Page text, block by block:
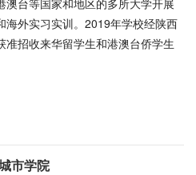
台等国家和地区的多所大学开展
海外实习实训。2019年学校经陕西
招收来华留学生和港澳台侨学生
市学院